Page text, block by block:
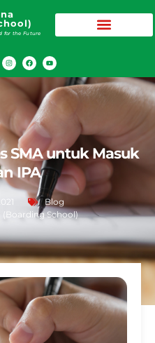
for the Future
SMA untuk Masuk
IPA
Blog
(Boarding School)